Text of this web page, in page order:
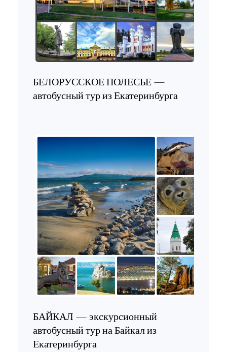
БЕЛОРУССКОЕ ПОЛЕСЬЕ —
автобусный тур из Екатеринбурга
БАЙКАЛ — экскурсионный
автобусный тур на Байкал из
Екатеринбурга